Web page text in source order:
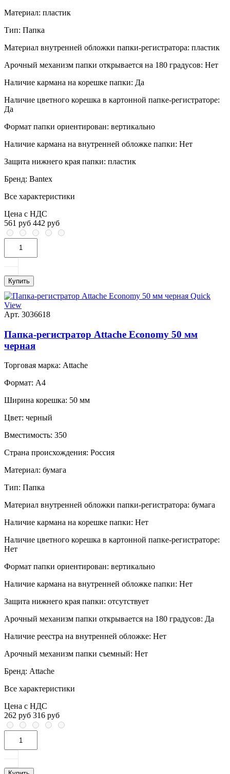
Материал: пластик
Тип: Папка
Материал внутренней обложки папки-регистратора: пластик
Арочный механизм папки открывается на 180 градусов: Нет
Наличие кармана на корешке папки: Да
Наличие цветного корешка в картонной папке-регистраторе:
Да
Формат папки ориентирован: вертикально
Наличие кармана на внутренней обложке папки: Нет
Защита нижнего края папки: пластик
Бренд: Bantex
Все характеристики
Цена с НДС
561 руб 442 руб
Купить
Quick
View
Арт. 3036618
Папка-регистратор Attache Economy 50 мм
черная
Торговая марка: Attache
Формат: A4
Ширина корешка: 50 мм
Цвет: черный
Вместимость: 350
Страна происхождения: Россия
Материал: бумага
Тип: Папка
Материал внутренней обложки папки-регистратора: бумага
Наличие кармана на корешке папки: Нет
Наличие цветного корешка в картонной папке-регистраторе:
Нет
Формат папки ориентирован: вертикально
Наличие кармана на внутренней обложке папки: Нет
Защита нижнего края папки: отсутствует
Арочный механизм папки открывается на 180 градусов: Да
Наличие реестра на внутренней обложке: Нет
Арочный механизм папки съемный: Нет
Бренд: Attache
Все характеристики
Цена с НДС
262 руб 316 руб